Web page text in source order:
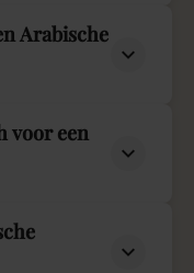
Arabische
voor een